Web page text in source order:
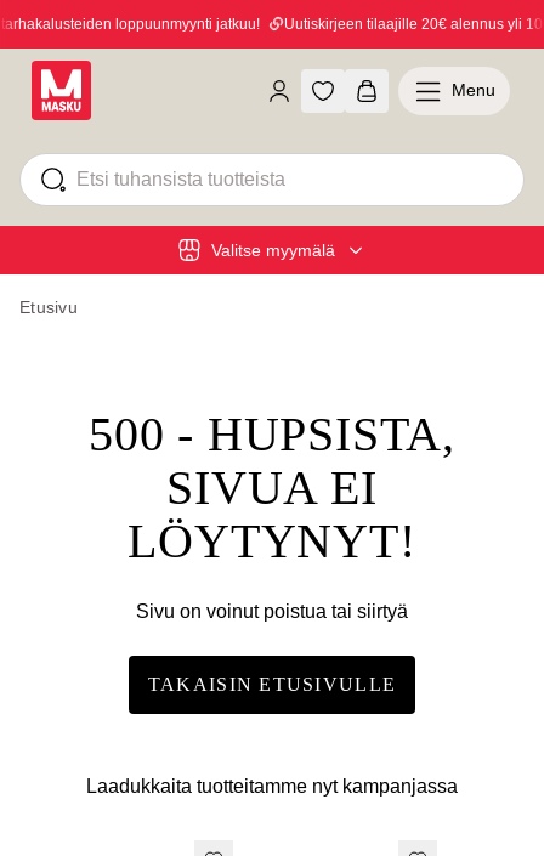
loppuunmyynti jatkuu! Uutiskirjeen tilaajille 20€ alennus yli
Valitse myymälä
Menu
Etusivu
500 - HUPSISTA,
SIVUA EI
LÖYTYNYT!
Sivu on voinut poistua tai siirtyä
TAKAISIN ETUSIVULLE
Laadukkaita tuotteitamme nyt kampanjassa